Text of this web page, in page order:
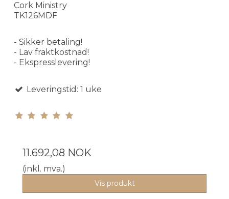
Cork Ministry
TK126MDF
- Sikker betaling!
- Lav fraktkostnad!
- Ekspresslevering!
Leveringstid: 1 uke
11.692,08 NOK
(inkl. mva.)
Vis produkt